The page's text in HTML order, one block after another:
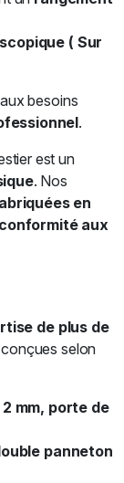
( Sur
besoins
.
est un
. Nos
en
aux
de plus de
selon
mm, porte de
panneton